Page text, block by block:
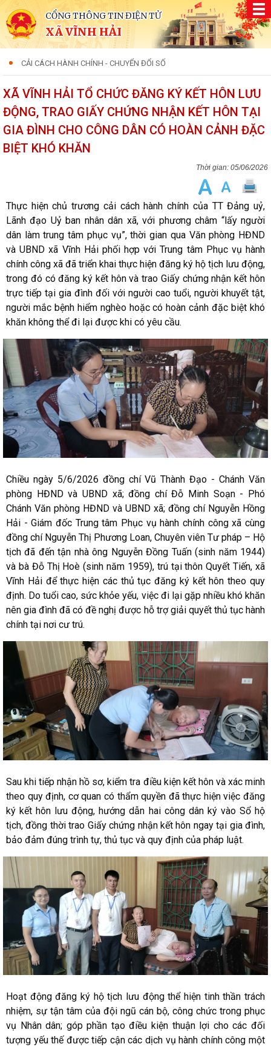
CỔNG THÔNG TIN ĐIỆN TỬ
XÃ VĨNH HẢI
CẢI CÁCH HÀNH CHÍNH - CHUYỂN ĐỔI SỐ
XÃ VĨNH HẢI TỔ CHỨC ĐĂNG KÝ KẾT HÔN LƯU
ĐỘNG, TRAO GIẤY CHỨNG NHẬN KẾT HÔN TẠI
GIA ĐÌNH CHO CÔNG DÂN CÓ HOÀN CẢNH ĐẶC
BIỆT KHÓ KHĂN
05/06/2026
Thực hiện chủ trương cải cách hành chính của TT Đảng uỷ,
Lãnh đạo Uỷ ban nhân dân xã, với phương châm “lấy người
dân làm trung tâm phục vụ”, thời gian qua Văn phòng HĐND
và UBND xã Vĩnh Hải phối hợp với Trung tâm Phục vụ hành
chính công xã đã triển khai thực hiện đăng ký hộ tịch lưu động,
trong đó có đăng ký kết hôn và trao Giấy chứng nhận kết hôn
trực tiếp tại gia đình đối với người cao tuổi, người khuyết tật,
người mắc bệnh hiểm nghèo hoặc có hoàn cảnh đặc biệt khó
khăn không thể đi lại được khi có yêu cầu.
Chiều ngày 5/6/2026 đồng chí Vũ Thành Đạo - Chánh Văn
phòng HĐND và UBND xã; đồng chí Đỗ Minh Soạn - Phó
Chánh Văn phòng HĐND và UBND xã; đồng chí Nguyễn Hồng
Hải - Giám đốc Trung tâm Phục vụ hành chính công xã cùng
đồng chí Nguyễn Thị Phương Loan, Chuyên viên Tư pháp – Hộ
tịch đã đến tận nhà ông Nguyễn Đồng Tuấn (sinh năm 1944)
và bà Đỗ Thị Hoè (sinh năm 1959), trú tại thôn Quyết Tiến, xã
Vĩnh Hải để thực hiện các thủ tục đăng ký kết hôn theo quy
định. Do tuổi cao, sức khỏe yếu, việc đi lại gặp nhiều khó khăn
nên gia đình đã có đề nghị được hỗ trợ giải quyết thủ tục hành
chính tại nơi cư trú.
Sau khi tiếp nhận hồ sơ, kiểm tra điều kiện kết hôn và xác minh
theo quy định, cơ quan có thẩm quyền đã thực hiện việc đăng
ký kết hôn lưu động, hướng dẫn hai công dân ký vào Sổ hộ
tịch, đồng thời trao Giấy chứng nhận kết hôn ngay tại gia đình,
bảo đảm đúng trình tự, thủ tục và quy định của pháp luật.
Hoạt động đăng ký hộ tịch lưu động thể hiện tinh thần trách
nhiệm, sự tận tâm của đội ngũ cán bộ, công chức trong phục
vụ Nhân dân; góp phần tạo điều kiện thuận lợi cho các đối
tượng yếu thế được tiếp cận các dịch vụ hành chính công một